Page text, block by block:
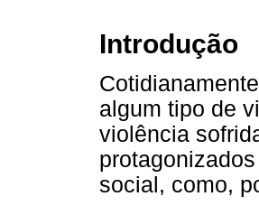
Introdução
algum tipo de
violência
social, como,